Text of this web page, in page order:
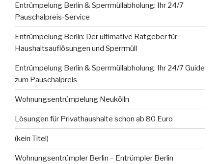
Entrümpelung Berlin & Sperrmüllabholung: Ihr 24/7
Pauschalpreis-Service
Entrümpelung Berlin: Der ultimative Ratgeber für
Haushaltsauflösungen und Sperrmüll
Entrümpelung Berlin & Sperrmüllabholung: Ihr 24/7 Guide
zum Pauschalpreis
Wohnungsentrümpelung Neukölln
Lösungen für Privathaushalte schon ab 80 Euro
(kein Titel)
Wohnungsentrümpler Berlin – Entrümpler Berlin